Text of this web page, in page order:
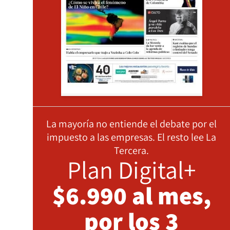
La mayoría no entiende el debate por el
impuesto a las empresas. El resto lee La
Tercera.
Plan Digital+
$6.990 al mes,
por los 3